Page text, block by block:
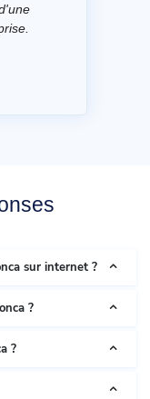
sur internet ?
?
?